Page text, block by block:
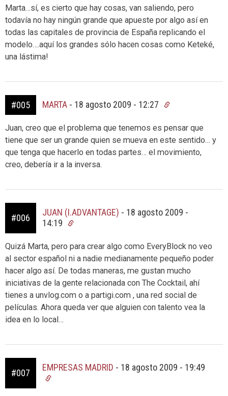
Marta…sí, es cierto que hay cosas, van saliendo, pero
todavía no hay ningún grande que apueste por algo así en
todas las capitales de provincia de España replicando el
modelo….aquí los grandes sólo hacen cosas como Keteké,
una lástima!
#005 MARTA - 18 agosto 2009 - 12:27
Juan, creo que el problema que tenemos es pensar que
tiene que ser un grande quien se mueva en este sentido… y
que tenga que hacerlo en todas partes… el movimiento,
creo, debería ir a la inversa.
#006
JUAN (I.ADVANTAGE) - 18 agosto 2009 -
14:19
Quizá Marta, pero para crear algo como EveryBlock no veo
al sector español ni a nadie medianamente pequeño poder
hacer algo así. De todas maneras, me gustan mucho
iniciativas de la gente relacionada con The Cocktail, ahí
tienes a unvlog.com o a partigi.com , una red social de
películas. Ahora queda ver que alguien con talento vea la
idea en lo local…
#007
EMPRESAS MADRID - 18 agosto 2009 - 19:49